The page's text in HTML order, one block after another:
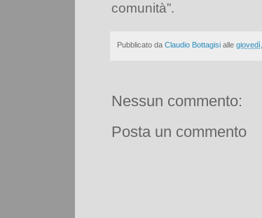
comunità”.
Pubblicato da Claudio Bottagisi alle
Nessun commento:
Posta un commento